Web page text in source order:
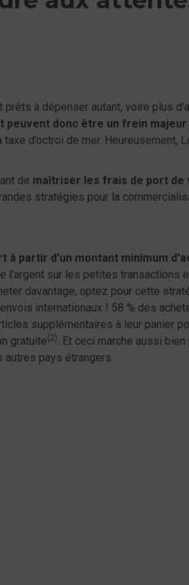
à dépenser autant, voire plus
peuvent donc être un frein
d’octroi de mer. Heureusement,
de maîtriser les frais de port de
stratégies pour la
partir d’un montant minimum
l’argent sur les petites transactions
davantage, optez pour cette
internationaux ! 58 % des
supplémentaires à leur panier
gratuite(2). Et ceci marche aussi bien
pays étrangers.